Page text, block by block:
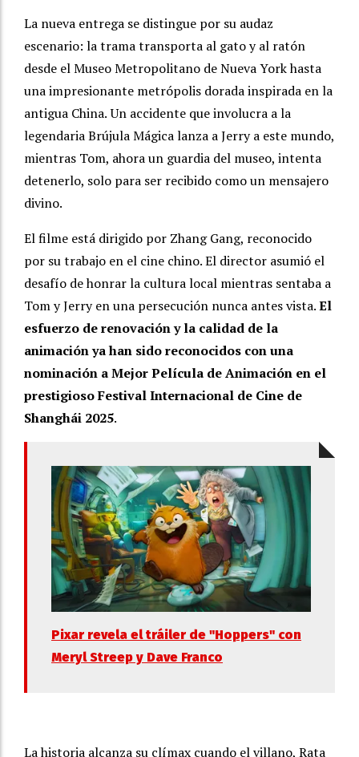
La nueva entrega se distingue por su audaz
escenario: la trama transporta al gato y al ratón
desde el Museo Metropolitano de Nueva York hasta
una impresionante metrópolis dorada inspirada en la
antigua China. Un accidente que involucra a la
legendaria Brújula Mágica lanza a Jerry a este mundo,
mientras Tom, ahora un guardia del museo, intenta
detenerlo, solo para ser recibido como un mensajero
divino.
El filme está dirigido por Zhang Gang, reconocido
por su trabajo en el cine chino. El director asumió el
desafío de honrar la cultura local mientras sentaba a
Tom y Jerry en una persecución nunca antes vista.El
esfuerzo de renovación y la calidad de la
animación ya han sido reconocidos con una
nominación a Mejor Película de Animación en el
prestigioso Festival Internacional de Cine de
Shanghái 2025.
Pixar revela el tráiler de "Hoppers" con
Meryl Streep y Dave Franco
La historia alcanza su clímax cuando el villano, Rata